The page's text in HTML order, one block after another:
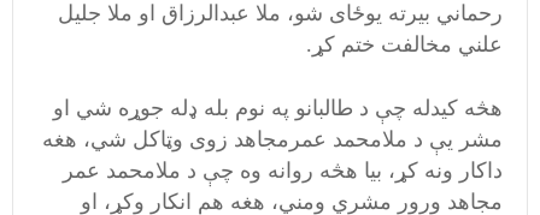
رحماني بیرته یوځای شو، ملا عبدالرزاق او ملا جلیل
علني مخالفت ختم کړ.
هڅه کیدله چې د طالبانو په نوم بله ډله جوړه شي او
مشر یې د ملامحمد عمرمجاهد زوی وټاکل شي، هغه
داکار ونه کړ، بیا هڅه روانه وه چې د ملامحمد عمر
مجاهد ورور مشري ومني، هغه هم انکار وکړ، او